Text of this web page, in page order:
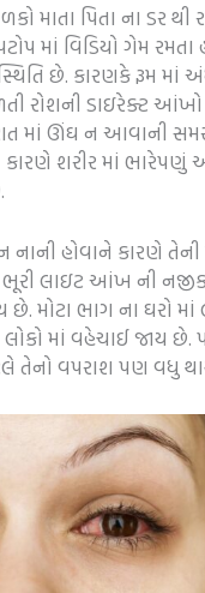
માતા પિતા ના ડર થી
માં વિડિયો ગેમ રમતા
છે. કારણકે રૂમ માં
રોશની ડાઇરેક્ટ આંખો
માં ઊંઘ ન આવાની
શરીર માં ભારેપણું
નાની હોવાને કારણે
ભૂરી લાઇટ આંખ ની
મોટા ભાગ ના ઘરો
માં વહેચાઈ જાય
તેનો વપરાશ પણ વધુ